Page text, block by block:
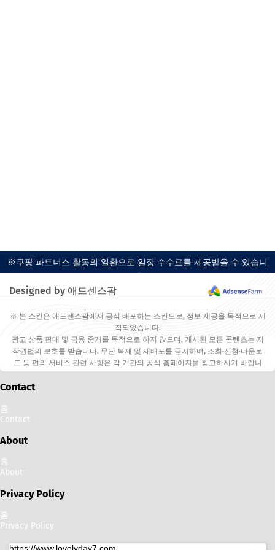
※쿠팡 파트너스 활동의 일환으로 일정 수수료를 제공받을 수 있습니
다.
Designed by 애드센스팜
※ 본 스킨은 애드센스팜에서 공식 배포하는 스킨으로, 정보 제공을 목적으로 제
작되었습니다.
광고 상품 판매 및 금융 중개를 목적으로 하지 않으며, 게시된 모든 콘텐츠는 저
작권법의 보호를 받습니다. 무단 복제 및 재배포를 금지하며, 조회·신청·다운로
드 등 편의 서비스 관련 사항은 각 기관의 공식 홈페이지를 참고하시기 바랍니
다.
Contact
홈
Contact
About
홈
About
Privacy Policy
홈
Privacy Policy